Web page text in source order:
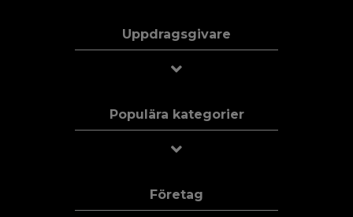
Uppdragsgivare
Populära kategorier
Företag